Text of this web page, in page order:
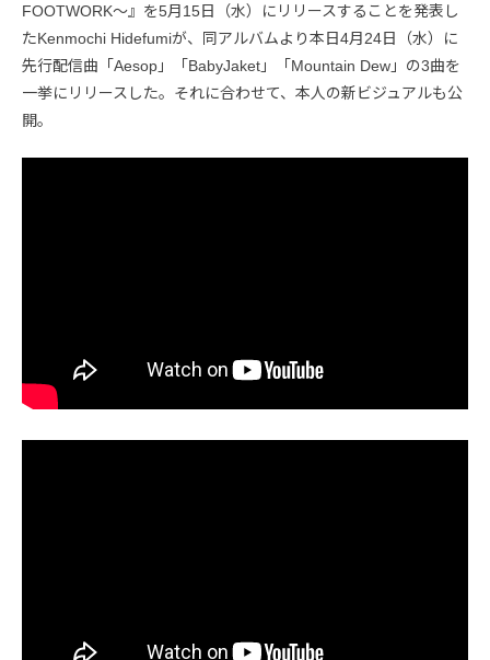
FOOTWORK～』を5月15日（水）にリリースすることを発表し
たKenmochi Hidefumiが、同アルバムより本日4月24日（水）に
先行配信曲「Aesop」「BabyJaket」「Mountain Dew」の3曲を
一挙にリリースした。それに合わせて、本人の新ビジュアルも公
開。